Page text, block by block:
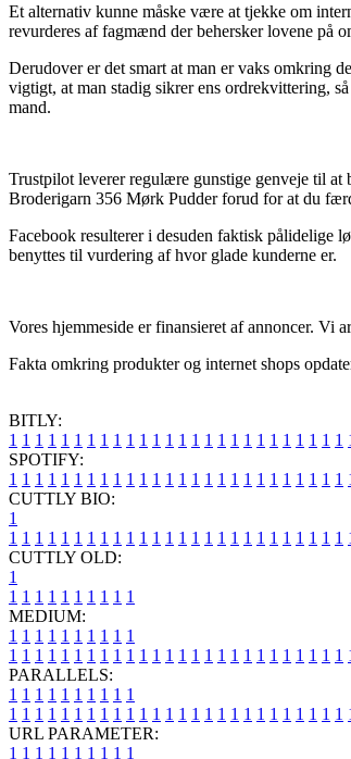
Et alternativ kunne måske være at tjekke om
revurderes af fagmænd der behersker lovene på
Derudover er det smart at man er vaks omkring
vigtigt, at man stadig sikrer ens ordrekvittering,
mand.
Trustpilot leverer regulære gunstige genveje til at
Broderigarn 356 Mørk Pudder forud for at du
Facebook resulterer i desuden faktisk pålidelige
benyttes til vurdering af hvor glade kunderne er.
Vores hjemmeside er finansieret af annoncer. Vi
Fakta omkring produkter og internet shops
BITLY:
1 1 1 1 1 1 1 1 1 1 1 1 1 1 1 1 1 1 1 1 1 1 1 1 1 1
SPOTIFY:
1 1 1 1 1 1 1 1 1 1 1 1 1 1 1 1 1 1 1 1 1 1 1 1 1 1
CUTTLY BIO:
1
1 1 1 1 1 1 1 1 1 1 1 1 1 1 1 1 1 1 1 1 1 1 1 1 1 1
CUTTLY OLD:
1
1 1 1 1 1 1 1 1 1 1
MEDIUM:
1 1 1 1 1 1 1 1 1 1
1 1 1 1 1 1 1 1 1 1 1 1 1 1 1 1 1 1 1 1 1 1 1 1 1 1
PARALLELS:
1 1 1 1 1 1 1 1 1 1
1 1 1 1 1 1 1 1 1 1 1 1 1 1 1 1 1 1 1 1 1 1 1 1 1 1
URL PARAMETER:
1 1 1 1 1 1 1 1 1 1